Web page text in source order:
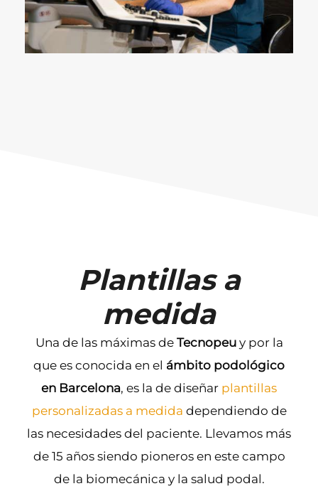
Plantillas a
medida
Una de las máximas de Tecnopeuy por la
que es conocida en el ámbito podológico
en Barcelona, es la de diseñar plantillas
personalizadas a medida dependiendo de
las necesidades del paciente. Llevamos más
de 15 años siendo pioneros en este campo
de la biomecánica y la salud podal.